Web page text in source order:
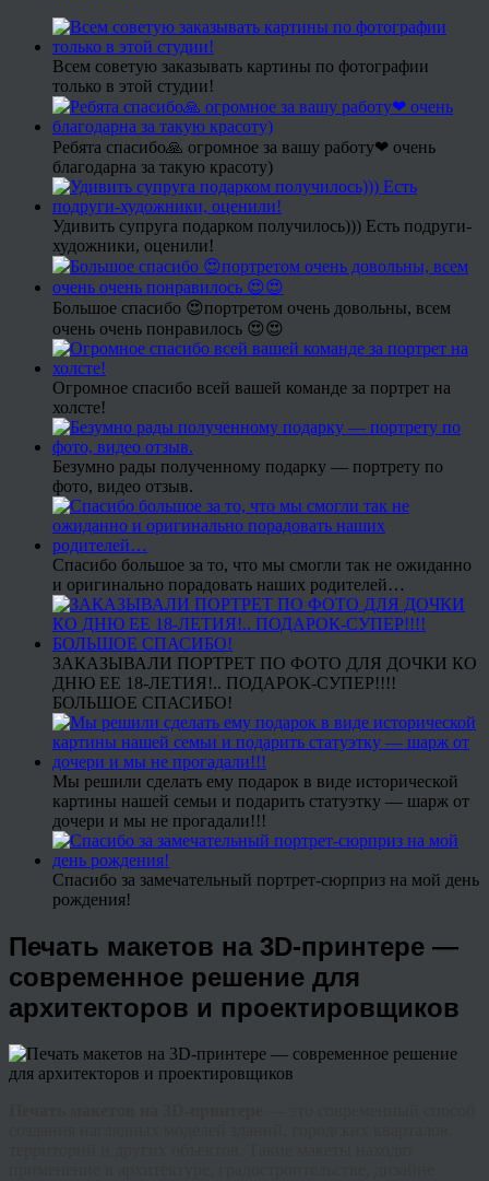
Всем советую заказывать картины по фотографии
только в этой студии!
Ребята спасибо🙏 огромное за вашу работу❤ очень
благодарна за такую красоту)
Удивить супруга подарком получилось))) Есть подруги-
художники, оценили!
Большое спасибо 😍портретом очень довольны, всем
очень очень понравилось 😍😍
Огромное спасибо всей вашей команде за портрет на
холсте!
Безумно рады полученному подарку — портрету по
фото, видео отзыв.
Спасибо большое за то, что мы смогли так не ожиданно
и оригинально порадовать наших родителей…
ЗАКАЗЫВАЛИ ПОРТРЕТ ПО ФОТО ДЛЯ ДОЧКИ КО
ДНЮ ЕЕ 18-ЛЕТИЯ!.. ПОДАРОК-СУПЕР!!!!
БОЛЬШОЕ СПАСИБО!
Мы решили сделать ему подарок в виде исторической
картины нашей семьи и подарить статуэтку — шарж от
дочери и мы не прогадали!!!
Спасибо за замечательный портрет-сюрприз на мой день
рождения!
Печать макетов на 3D-принтере —
современное решение для
архитекторов и проектировщиков